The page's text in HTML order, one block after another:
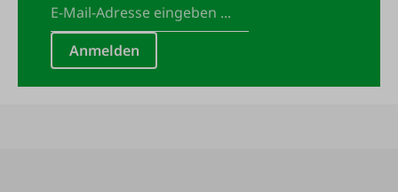
Anmelden